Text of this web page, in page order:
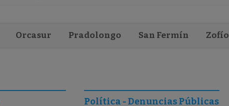
Orcasur Pradolongo San Fermín Zofío
Política - Denuncias Públicas